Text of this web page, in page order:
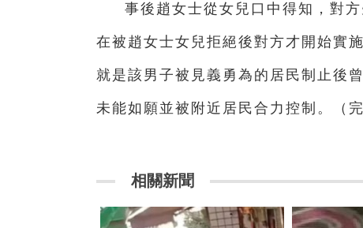
事後趙女士從女兒口中得知，對
在被趙女士女兒拒絕後對方才開始實
就是該男子被見義勇為的居民制止後
未能如願並被附近居民合力控制。 （
相關新聞